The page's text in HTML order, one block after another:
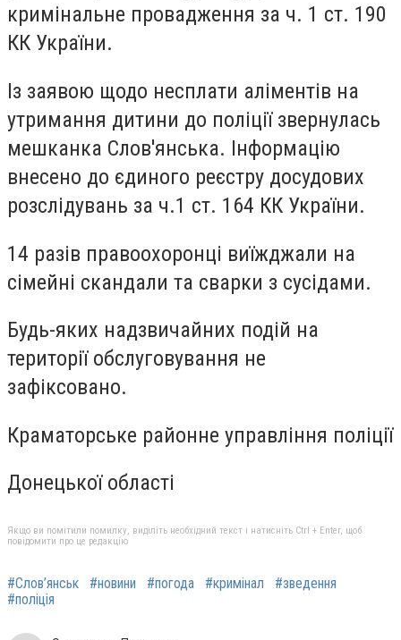
кримінальне провадження за ч. 1 ст. 190
КК України.
Із заявою щодо несплати аліментів на
утримання дитини до поліції звернулась
мешканка Слов'янська. Інформацію
внесено до єдиного реєстру досудових
розслідувань за ч.1 ст. 164 КК України.
14 разів правоохоронці виїжджали на
сімейні скандали та сварки з сусідами.
Будь-яких надзвичайних подій на
території обслуговування не
зафіксовано.
Краматорське районне управління поліції
Донецької області
Якщо ви помітили помилку, виділіть необхідний текст і натисніть Ctrl + Enter, щоб
повідомити про це редакцію
#Слов’янськ #новини #погода #кримінал
#зведення
#поліція